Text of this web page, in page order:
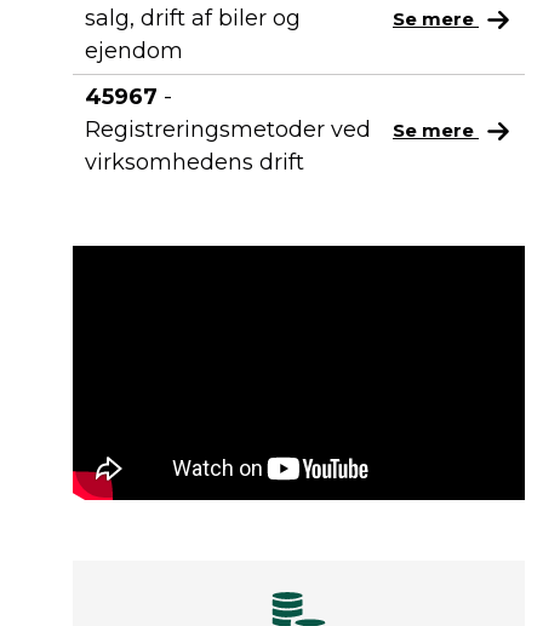
salg, drift af biler og
ejendom
Se mere
45967 -
Registreringsmetoder ved
virksomhedens drift
Se mere